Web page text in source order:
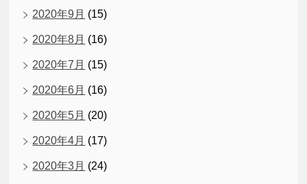
2020年9月 (15)
2020年8月 (16)
2020年7月 (15)
2020年6月 (16)
2020年5月 (20)
2020年4月 (17)
2020年3月 (24)